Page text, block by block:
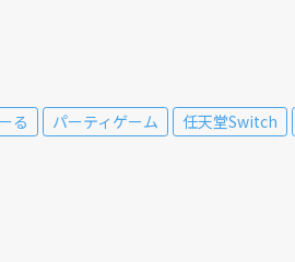
る パーティゲーム 任天堂Switch